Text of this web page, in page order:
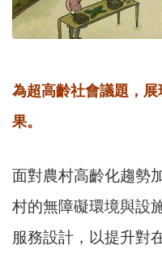
為超高齡社會議題，
果。
面對農村高齡化趨勢
村的無障礙環境與設
服務設計，以提升對